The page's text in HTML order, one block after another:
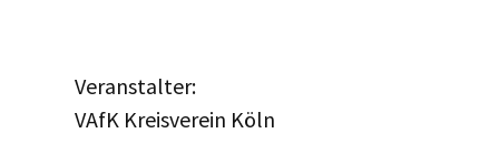
Veranstalter:
VAfK Kreisverein Köln